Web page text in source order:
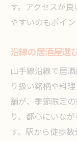
山手線
居酒屋
季節限定の
ト
居酒屋
山手線
日本酒
す。アクセスが
やすいのもポイン
沿線の居酒屋選
山手線沿線で居
り扱い銘柄や料
舗が、季節限定
り、都心にいな
す。駅から徒歩